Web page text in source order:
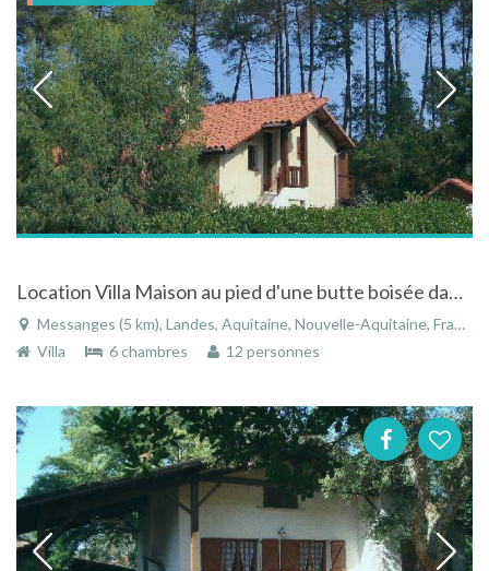
Location Villa Maison au pied d'une butte boisée dans les Landes en Aquitaine au bord de la mer
Messanges (5 km), Landes, Aquitaine, Nouvelle-Aquitaine, France
Villa
6 chambres 12 personnes